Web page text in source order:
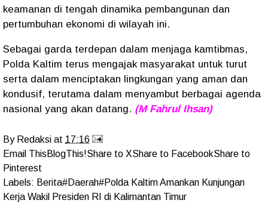
keamanan di tengah dinamika pembangunan dan
pertumbuhan ekonomi di wilayah ini.
Sebagai garda terdepan dalam menjaga kamtibmas,
Polda Kaltim terus mengajak masyarakat untuk turut
serta dalam menciptakan lingkungan yang aman dan
kondusif, terutama dalam menyambut berbagai agenda
nasional yang akan datang. (M Fahrul Ihsan)
By Redaksi at 17:16
Email This BlogThis!Share to XShare to FacebookShare to
Pinterest
Labels: Berita#Daerah#Polda Kaltim Amankan Kunjungan
Kerja Wakil Presiden RI di Kalimantan Timur